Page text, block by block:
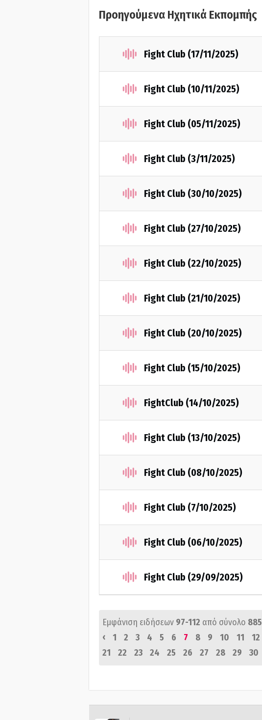
Προηγούμενα Ηχητικά Εκπομπής
Fight Club (17/11/2025)
Fight Club (10/11/2025)
Fight Club (05/11/2025)
Fight Club (3/11/2025)
Fight Club (30/10/2025)
Fight Club (27/10/2025)
Fight Club (22/10/2025)
Fight Club (21/10/2025)
Fight Club (20/10/2025)
Fight Club (15/10/2025)
FightClub (14/10/2025)
Fight Club (13/10/2025)
Fight Club (08/10/2025)
Fight Club (7/10/2025)
Fight Club (06/10/2025)
Fight Club (29/09/2025)
Εμφάνιση ειδήσεων 97-112 από σύνολο 885
‹
1 2 3 4 5 6 7 8 9 10 11 12
21
22 23 24 25 26 27 28 29 30